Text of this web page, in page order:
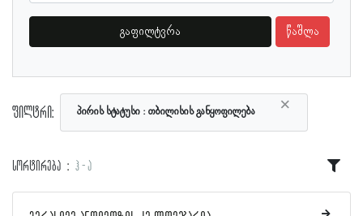
გაფილტვრა წაშლა
ფილტრი: ×
პირის სტატუსი თბილისის განყოფილება
სორტირება ჰ - ა